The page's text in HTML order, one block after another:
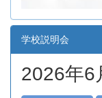
学校説明会
2026年6